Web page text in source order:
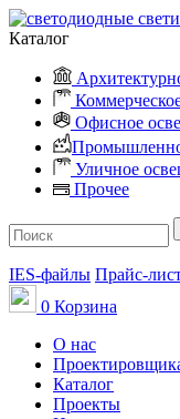
Каталог
Офисное
Уличное
Прочее
IES-файлы Прайс-
0 Корзина
О нас
Каталог
Проекты